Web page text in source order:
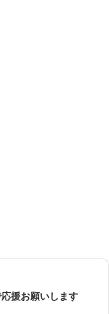
援お願いします